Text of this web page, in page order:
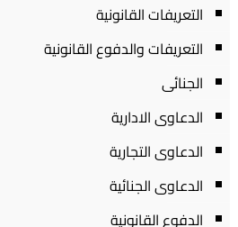
التعريفات القانونية
التعريفات والدفوع القانونية
الجنائى
الدعاوى الادارية
الدعاوى التجارية
الدعاوى الجنائية
الدفوع القانونية